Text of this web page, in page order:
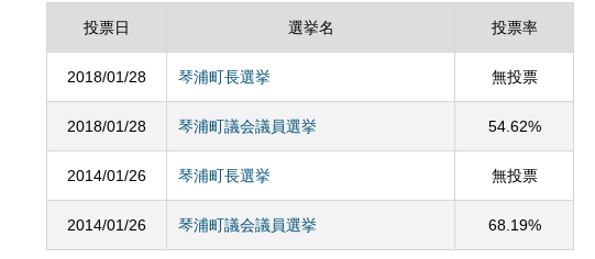
投票日 選挙名 投票率
2018/01/28 琴浦町長選挙 無投票
2018/01/28 琴浦町議会議員選挙 54.62%
2014/01/26 琴浦町長選挙 無投票
2014/01/26 琴浦町議会議員選挙 68.19%